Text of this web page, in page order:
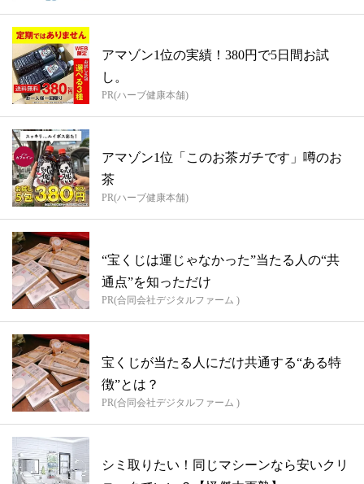
アマゾン1位の実績！380円で5日間お試
し。
PR(ハーブ健康本舗)
アマゾン1位「このお茶ガチです」噂のお
茶
PR(ハーブ健康本舗)
“宝くじは運じゃなかった”当たる人の“共
通点”を知っただけ
PR(合同会社デジタルファーム )
宝くじが当たる人にだけ共通する“ある特
徴”とは？
PR(合同会社デジタルファーム )
シミ取りたい！同じマシーンなら安いクリ